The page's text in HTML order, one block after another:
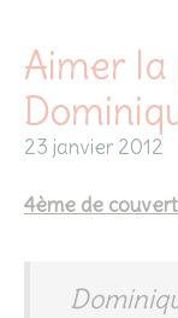
Aimer la
23 janvier 2012
4ème de